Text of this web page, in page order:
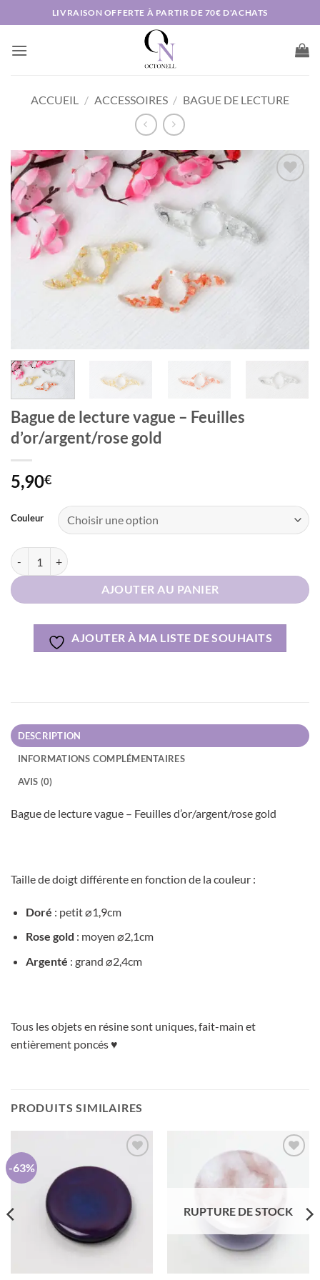
au
contenu
LIVRAISON OFFERTE À PARTIR DE 70€ D'ACHATS
ACCUEIL / ACCESSOIRES / BAGUE DE LECTURE
LISTE DE
SOUHAITS
Bague de lecture vague – Feuilles
d’or/argent/rose gold
5,90€
Couleur
quantité de Bague de lecture vague - Feuilles d'or/argent/rose gold
AJOUTER AU PANIER
Alternative:
AJOUTER À MA LISTE DE SOUHAITS
DESCRIPTION
INFORMATIONS COMPLÉMENTAIRES
AVIS (0)
Bague de lecture vague – Feuilles d’or/argent/rose gold
Taille de doigt différente en fonction de la couleur :
Doré : petit⌀1,9cm
Rose gold : moyen ⌀2,1cm
Argenté : grand ⌀2,4cm
Tous les objets en résine sont uniques, fait-main et
entièrement poncés ♥
PRODUITS SIMILAIRES
-63%
AJOUTER
À MA
LISTE DE
AJOUTER
RUPTURE DE STOCK